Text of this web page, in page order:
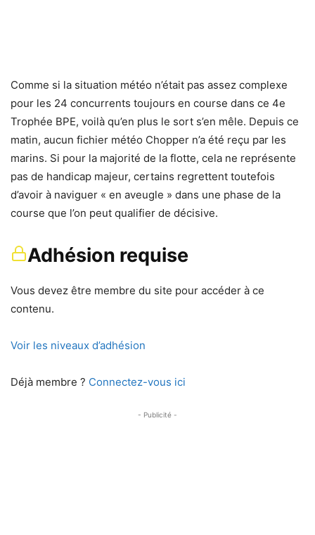
Comme si la situation météo n’était pas assez complexe
pour les 24 concurrents toujours en course dans ce 4e
Trophée BPE, voilà qu’en plus le sort s’en mêle. Depuis ce
matin, aucun fichier météo Chopper n’a été reçu par les
marins. Si pour la majorité de la flotte, cela ne représente
pas de handicap majeur, certains regrettent toutefois
d’avoir à naviguer « en aveugle » dans une phase de la
course que l’on peut qualifier de décisive.
Adhésion requise
Vous devez être membre du site pour accéder à ce
contenu.
Voir les niveaux d’adhésion
Déjà membre ? Connectez-vous ici
- Publicité -